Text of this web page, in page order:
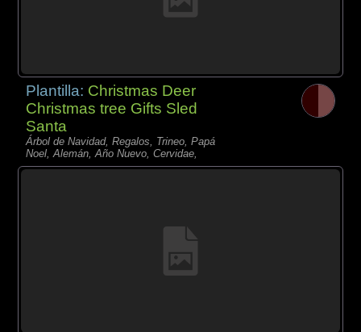
Plantilla: Christmas Deer
Christmas tree Gifts Sled
Santa
Árbol de Navidad, Regalos, Trineo, Papá
Noel, Alemán, Año Nuevo, Cervidae,